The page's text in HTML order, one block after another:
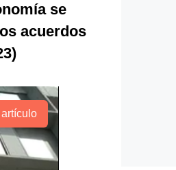
se
acuerdos